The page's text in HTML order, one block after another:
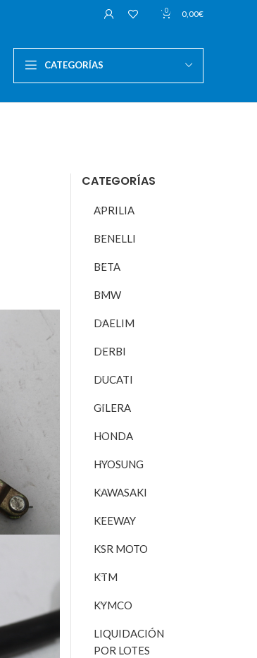
0 0,00€
CATEGORÍAS
CATEGORÍAS
APRILIA
BENELLI
BETA
BMW
DAELIM
DERBI
DUCATI
GILERA
HONDA
HYOSUNG
KAWASAKI
KEEWAY
KSR MOTO
KTM
KYMCO
LIQUIDACIÓN
POR LOTES